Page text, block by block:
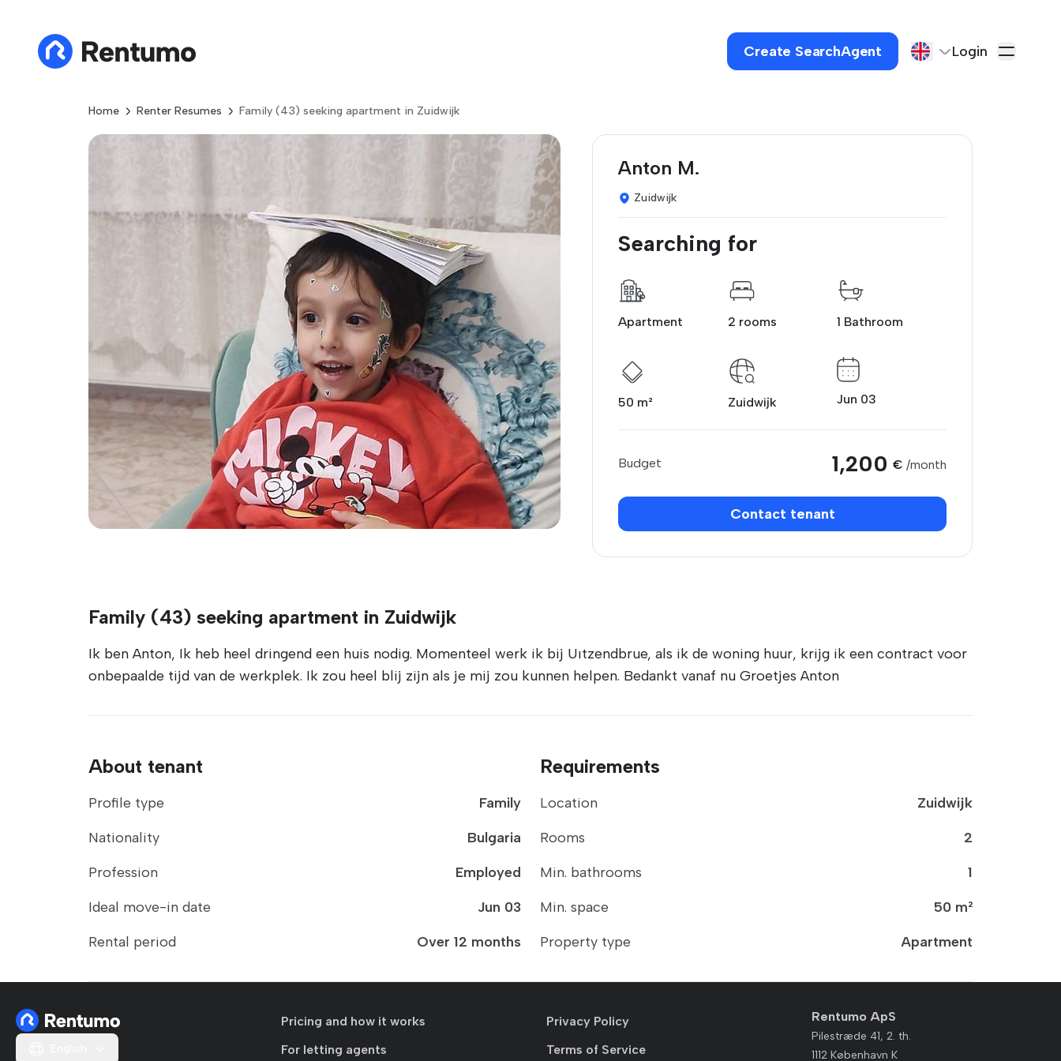
Create SearchAgent Login
Home Renter Resumes Family (43) seeking apartment in Zuidwijk
Anton M.
Zuidwijk
Searching for
Apartment 2 rooms 1 Bathroom
50 m² Zuidwijk Jun 03
Budget 1,200 € /month
Contact tenant
Family (43) seeking apartment in Zuidwijk
Ik ben Anton, Ik heb heel dringend een huis nodig. Momenteel werk ik bij Uıtzendbrue, als ik de woning huur, krijg ik een contract voor
onbepaalde tijd van de werkplek. Ik zou heel blij zijn als je mij zou kunnen helpen. Bedankt vanaf nu Groetjes Anton
About tenant
Profile type
Family
Nationality
Bulgaria
Profession
Employed
Ideal move-in date
Jun 03
Rental period
Over 12 months
Requirements
Location
Zuidwijk
Rooms
2
Min. bathrooms
1
Min. space
50 m²
Property type
Apartment
Pricing and how it works
For letting agents
Privacy Policy
Terms of Service
Rentumo ApS
Pilestræde 41, 2. th.
1112 København K